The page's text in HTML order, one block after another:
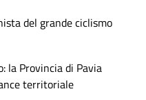
del grande ciclismo
la Provincia di Pavia
territoriale